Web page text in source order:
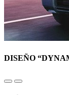
DISEÑO